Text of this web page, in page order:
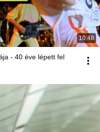
10:48
- 40 éve lépett fel